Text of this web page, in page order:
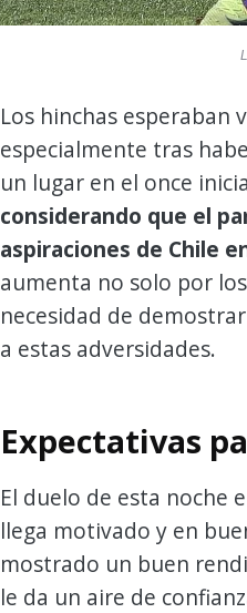
Los hinchas esperaban
especialmente tras
un lugar en el once
considerando que el
aspiraciones de Chile
aumenta no solo por
necesidad de
a estas adversidades.
Expectativas
El duelo de esta noche
llega motivado y en
mostrado un buen
le da un aire de